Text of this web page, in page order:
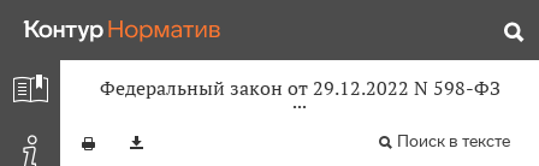
Федеральный закон от 29.12.2022 N 598-ФЗ
Поиск в тексте